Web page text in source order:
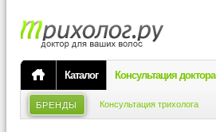
Каталог Консультация доктора
БРЕНДЫ Консультация трихолога